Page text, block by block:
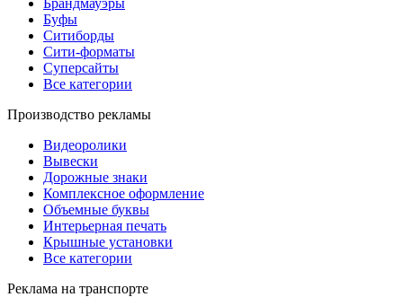
Буфы
Ситиборды
Сити-форматы
Суперсайты
Все категории
Производство рекламы
Видеоролики
Вывески
Дорожные знаки
Комплексное оформление
Объемные буквы
Интерьерная печать
Крышные установки
Все категории
Реклама на транспорте